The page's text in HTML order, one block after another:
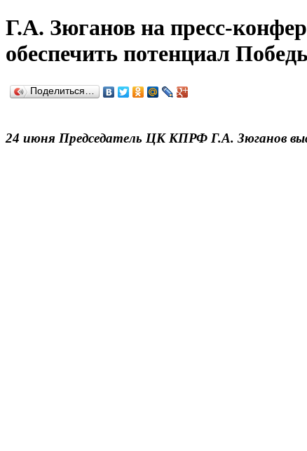
Г.А. Зюганов на пресс-
обеспечить потенциал
Поделиться…
24 июня Председатель ЦК КПРФ Г.А. Зюганов